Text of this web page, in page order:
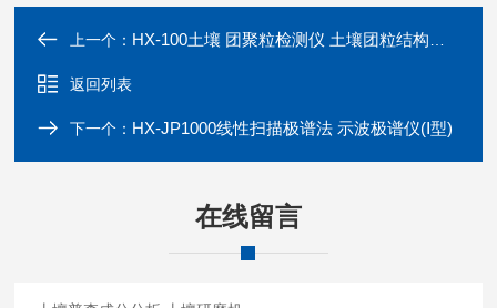
上一个： HX-100土壤 团聚粒检测仪 土壤团粒结构分析仪
返回列表
下一个： HX-JP1000线性扫描极谱法 示波极谱仪(Ⅰ型)
在线留言